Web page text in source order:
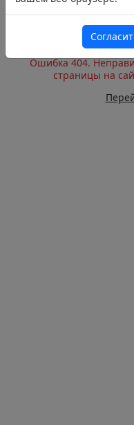
Ошибка 404.
страницы на